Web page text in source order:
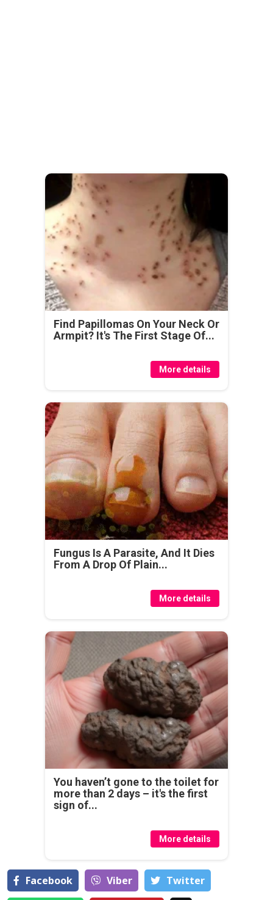
Find Papillomas On Your Neck Or
Armpit? It's The First Stage Of...
More details
Fungus Is A Parasite, And It Dies
From A Drop Of Plain...
More details
You haven’t gone to the toilet for
more than 2 days – it's the first
sign of...
More details
Facebook Viber Тwitter